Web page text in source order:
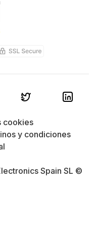
Spain SL ©
cookies
y condiciones